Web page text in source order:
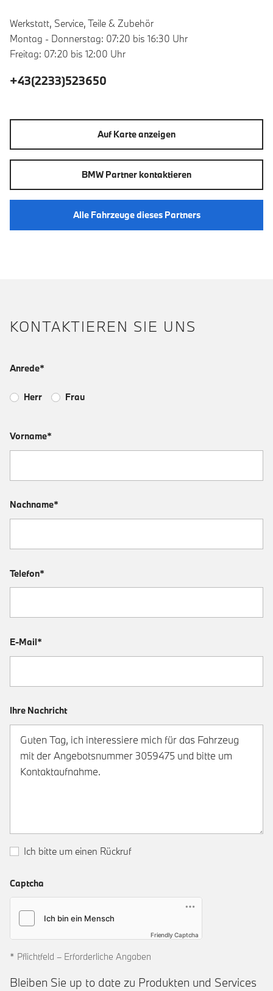
Werkstatt, Service, Teile & Zubehör
Montag - Donnerstag: 07:20 bis 16:30 Uhr
Freitag: 07:20 bis 12:00 Uhr
+43(2233)523650
Auf Karte anzeigen
BMW Partner kontaktieren
Alle Fahrzeuge dieses Partners
KONTAKTIEREN SIE UNS
Anrede*
Herr Frau
Vorname*
Nachname*
Telefon*
E-Mail*
Ihre Nachricht
Ich bitte um einen Rückruf
Captcha
Friendly Captcha
* Pflichtfeld – Erforderliche Angaben
Bleiben Sie up to date zu Produkten und Services